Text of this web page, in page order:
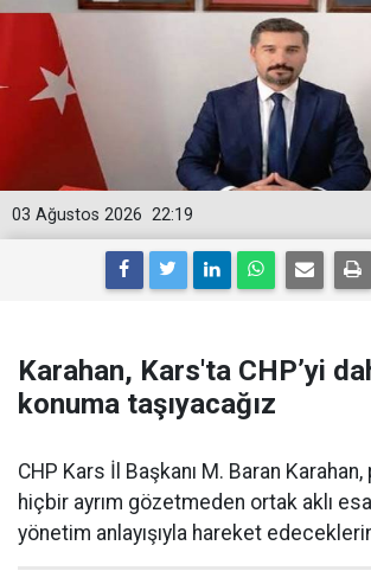
22:19
03 Ağustos 2026
Karahan, Kars'ta CHP’yi
konuma taşıyacağız
CHP Kars İl Başkanı M. Baran
hiçbir ayrım gözetmeden ortak aklı
yönetim anlayışıyla hareket